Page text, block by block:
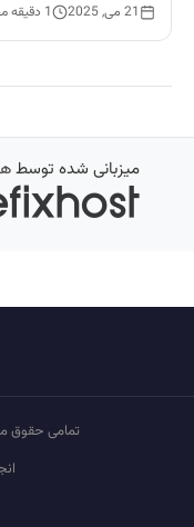
21 می, 2025 1 دقیقه مطالعه
میزبانی شده توسط
تمامی حقوق